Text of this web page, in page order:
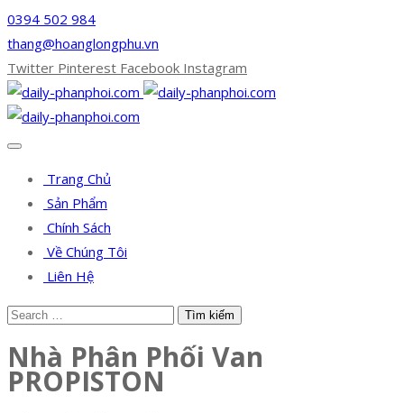
0394 502 984
thang@hoanglongphu.vn
Twitter Pinterest Facebook Instagram
Trang Chủ
Sản Phẩm
Chính Sách
Về Chúng Tôi
Liên Hệ
Nhà Phân Phối Van
PROPISTON